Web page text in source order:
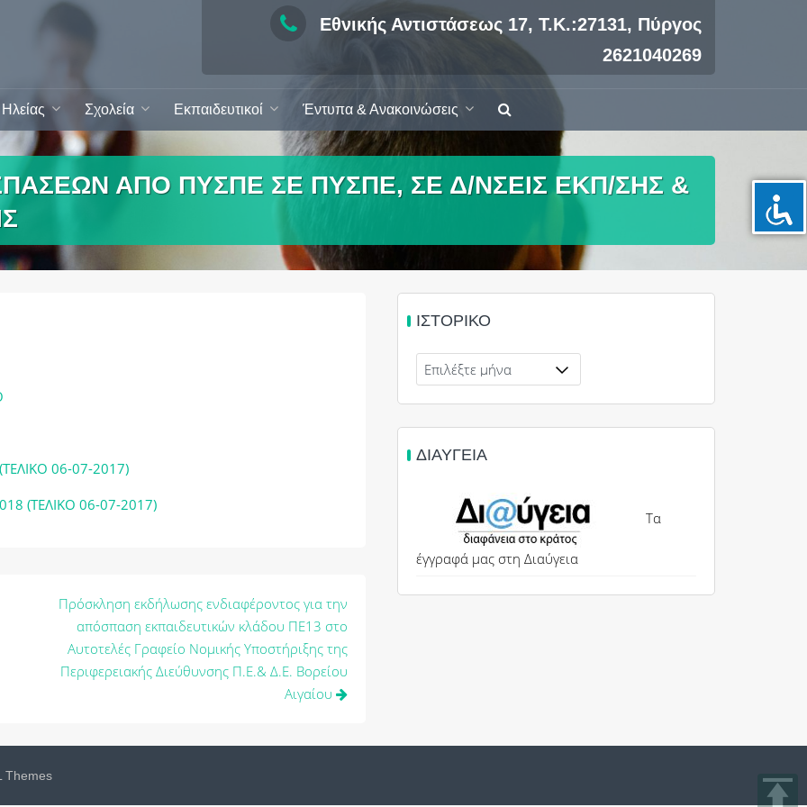
Εθνικής Αντιστάσεως 17, Τ.Κ.:27131, Πύργος
2621040269
Σχολεία Εκπαιδευτικοί Έντυπα & Ανακοινώσεις
ΑΠΟ ΠΥΣΠΕ ΣΕ ΠΥΣΠΕ, ΣΕ Δ/ΝΣΕΙΣ ΕΚΠ/ΣΗΣ &
06-07-2017)
(ΤΕΛΙΚΟ 06-07-2017)
Πρόσκληση εκδήλωσης ενδιαφέροντος για την
απόσπαση εκπαιδευτικών κλάδου ΠΕ13 στο
Αυτοτελές Γραφείο Νομικής Υποστήριξης της
Περιφερειακής Διεύθυνσης Π.Ε.& Δ.Ε. Βορείου
Αιγαίου
ΙΣΤΟΡΙΚΌ
Ιστορικό
ΔΙΑΎΓΕΙΑ
Τα
έγγραφά μας στη Διαύγεια
Themes